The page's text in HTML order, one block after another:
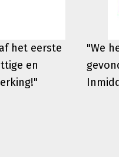
het eerste
en
"We